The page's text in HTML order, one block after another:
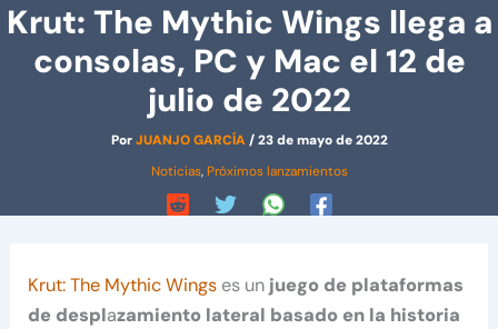
Krut: The Mythic Wings llega a
consolas, PC y Mac el 12 de
julio de 2022
PorJUANJO GARCÍA/23 de mayo de 2022
Noticias, Próximos lanzamientos
Krut: The Mythic Wings es un juego de plataformas
de desplazamiento lateral basado en la historia